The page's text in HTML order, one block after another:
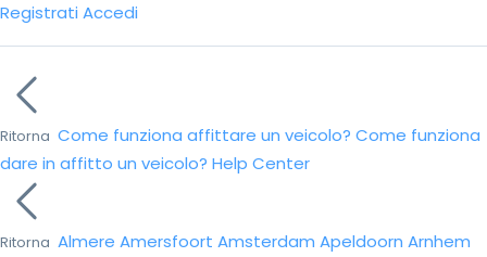
Registrati Accedi
Ritorna Come funziona affittare un veicolo? Come funziona
dare in affitto un veicolo? Help Center
Ritorna Almere Amersfoort Amsterdam Apeldoorn Arnhem